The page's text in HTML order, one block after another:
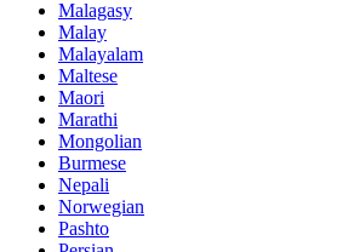
Malagasy
Malay
Malayalam
Maltese
Maori
Marathi
Mongolian
Burmese
Nepali
Norwegian
Pashto